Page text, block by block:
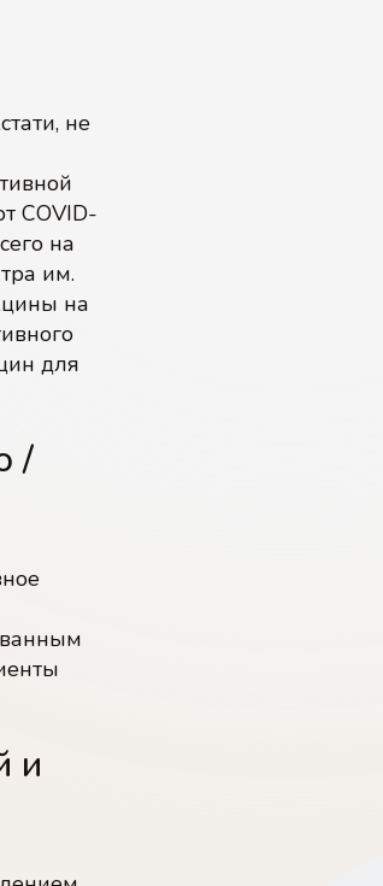
(ИВМ)
не
COVID-
на
им.
на
для
/
и